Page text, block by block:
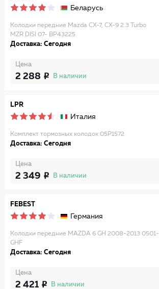
Беларусь
Колодки передние Mazda CX-7, CX-9 2.3 Turbo
MZR DISI 07- BP43225
Доставка: Сегодня
Цена
2 288 В наличии
LPR
Италия
Комплект тормозных колодок 05P1572
Доставка: Сегодня
Цена
2 349 В наличии
FEBEST
Германия
Колодки передние MAZDA 6 GH 2008-2013 0501-
GHF
Доставка: Сегодня
Цена
2 421 В наличии